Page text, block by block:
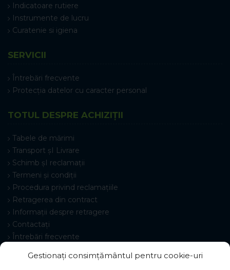
Gestionați consimțământul pentru cookie-uri
Indicatoare rutiere
Instrumente de lucru
Curatenie si igiena
SERVICII
Întrebări frecvente
Protecția datelor cu caracter personal
TOTUL DESPRE ACHIZIȚII
Tabele de mărimi
Transport șI Livrare
Schimb șI reclamații
Termeni și condiții
Procedura privind reclamațiile
Retragerea din contract
Informații despre retragere
Contactați
Întrebări frecvente